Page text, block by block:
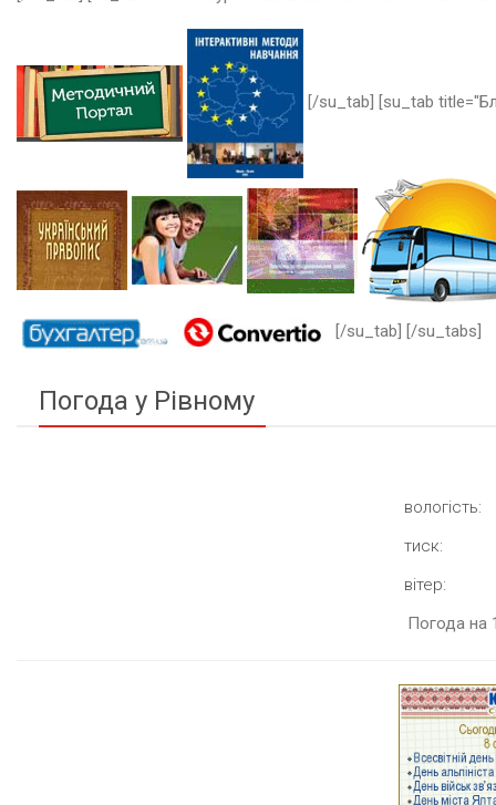
[/su_tab] [su_tab
[/su_tab] [/su_tabs]
Погода у Рівному
вологість:
тиск:
вітер:
Погода на